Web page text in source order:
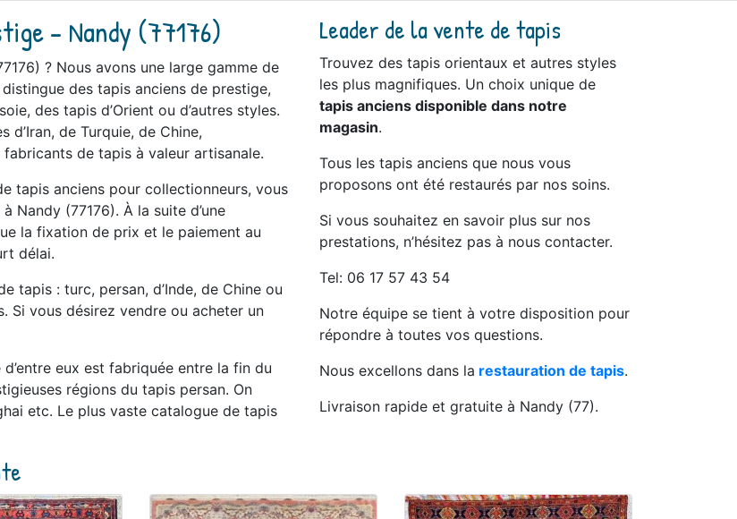
- Nandy (77176)
? Nous avons une large gamme de
des tapis anciens de prestige,
des tapis d’Orient ou d’autres styles.
de Turquie, de Chine,
fabricants de tapis à valeur artisanale.
tapis anciens pour collectionneurs, vous
Nandy (77176). À la suite d’une
la fixation de prix et le paiement au
délai.
tapis : turc, persan, d’Inde, de Chine ou
Si vous désirez vendre ou acheter un
eux est fabriquée entre la fin du
régions du tapis persan. On
etc. Le plus vaste catalogue de tapis
Leader de la vente de tapis
Trouvez des tapis orientaux et autres styles
les plus magnifiques. Un choix unique de
tapis anciens disponible dans notre
magasin.
Tous les tapis anciens que nous vous
proposons ont été restaurés par nos soins.
Si vous souhaitez en savoir plus sur nos
prestations, n’hésitez pas à nous contacter.
Tel: 06 17 57 43 54
Notre équipe se tient à votre disposition pour
répondre à toutes vos questions.
Nous excellons dans la restauration de tapis.
Livraison rapide et gratuite à Nandy (77).